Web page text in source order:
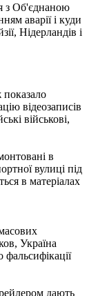
з Об'єднаною
аварії і куди
Нідерландів і
відеозаписів
військові,
в
вулиці під
в матеріалах
Україна
фальсифікації
дають